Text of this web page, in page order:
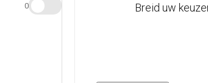
0 Breid uw